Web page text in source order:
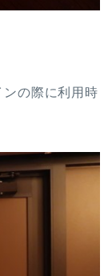
の際に利用時